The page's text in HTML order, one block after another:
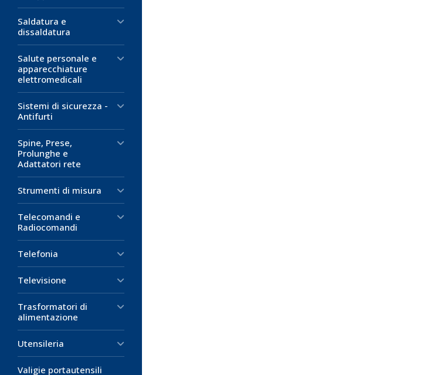
Saldatura e
dissaldatura
Salute personale e
apparecchiature
elettromedicali
Sistemi di sicurezza -
Antifurti
Spine, Prese,
Prolunghe e
Adattatori rete
Strumenti di misura
Telecomandi e
Radiocomandi
Telefonia
Televisione
Trasformatori di
alimentazione
Utensileria
Valigie portautensili